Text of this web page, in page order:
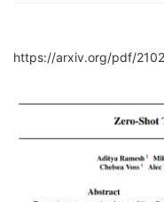
https://arxiv.org/pdf/